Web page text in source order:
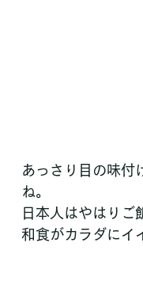
あっさり目の味付
ね。
日本人はやはりご
和食がカラダにイ